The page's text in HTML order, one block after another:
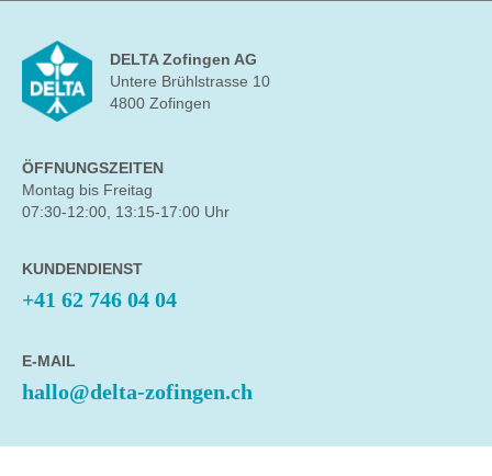
DELTA Zofingen AG
Untere Brühlstrasse 10
4800 Zofingen
ÖFFNUNGSZEITEN
Montag bis Freitag
07:30-12:00, 13:15-17:00 Uhr
KUNDENDIENST
+41 62 746 04 04
E-MAIL
hallo@delta-zofingen.ch